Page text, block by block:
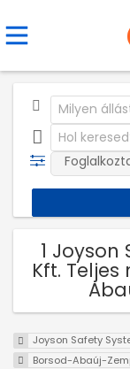
1
Kft.
Joyson Safety
Borsod-Abaúj-